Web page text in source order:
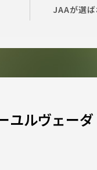
JAAが選
ユルヴェー